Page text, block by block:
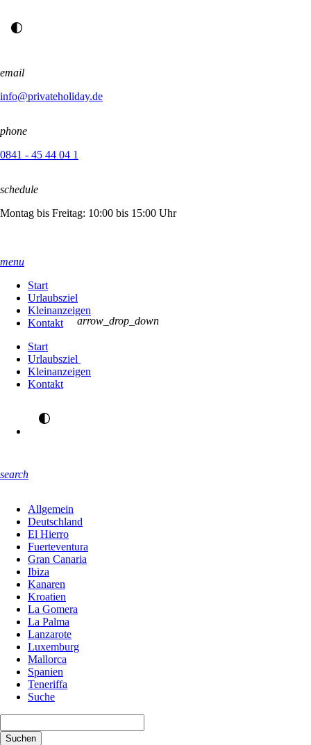
email
info@privateholiday.de
phone
0841 - 45 44 04 1
schedule
Montag bis Freitag: 10:00 bis 15:00 Uhr
menu
Start
Urlaubsziel
Kleinanzeigen
Kontakt
Start
Urlaubsziel
arrow_drop_down
Kleinanzeigen
Kontakt
search
Allgemein
Deutschland
El Hierro
Fuerteventura
Gran Canaria
Ibiza
Kanaren
Kroatien
La Gomera
La Palma
Lanzarote
Luxemburg
Mallorca
Spanien
Teneriffa
Suche
Suchen